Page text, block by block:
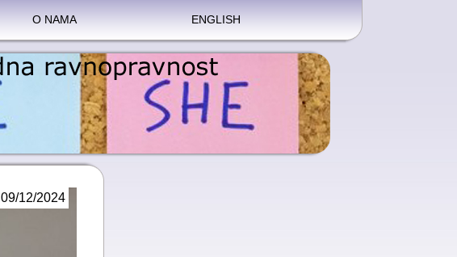
O NAMA ENGLISH
09/12/2024